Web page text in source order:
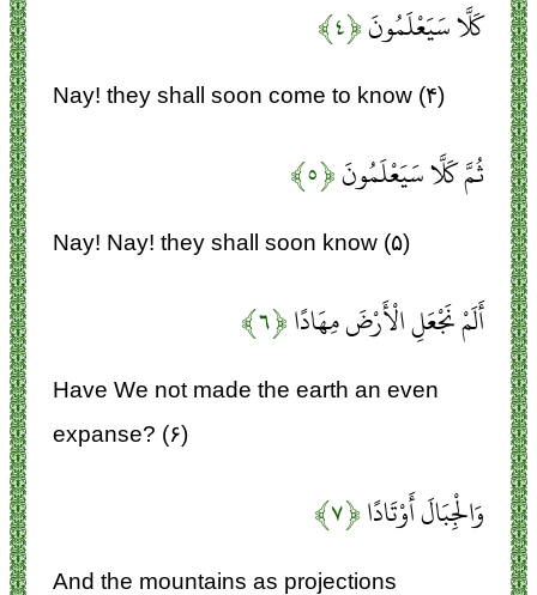
كَلَّا سَيَعْلَمُونَ﴿۴﴾
Nay! they shall soon come to know (۴)
ثُمَّ كَلَّا سَيَعْلَمُونَ﴿۵﴾
Nay! Nay! they shall soon know (۵)
أَلَمْ نَجْعَلِ الْأَرْضَ مِهَادًا﴿۶﴾
Have We not made the earth an even
expanse? (۶)
وَالْجِبَالَ أَوْتَادًا﴿۷﴾
And the mountains as projections